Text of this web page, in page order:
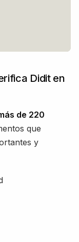
Didit en
de 220
que
y